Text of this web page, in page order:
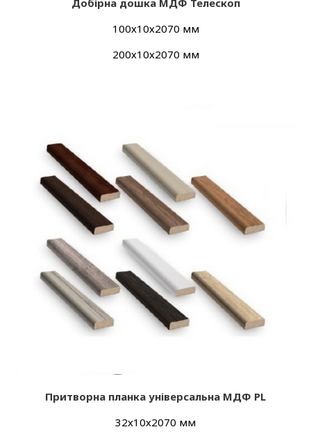
Добірна дошка МДФ Телескоп
100х10х2070 мм
200х10х2070 мм
Притворна планка універсальна МДФ PL
32х10х2070 мм